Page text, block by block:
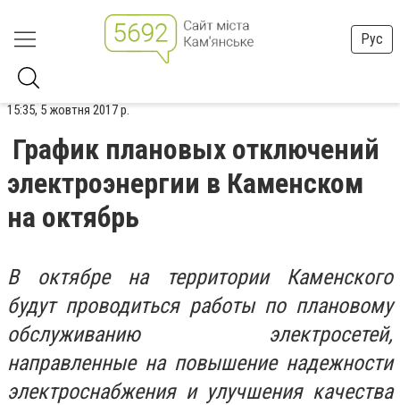
Рус
15:35, 5 жовтня 2017 р.
График плановых отключений
электроэнергии в Каменском
на октябрь
В октябре на территории Каменского
будут проводиться работы по плановому
обслуживанию электросетей,
направленные на повышение надежности
электроснабжения и улучшения качества